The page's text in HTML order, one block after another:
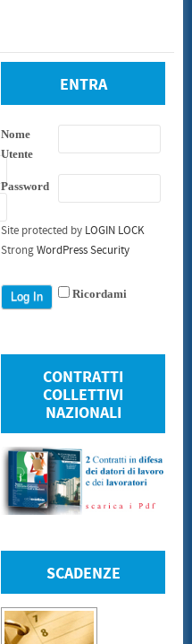
ENTRA
Nome
Utente
Password
Site protected by LOGIN LOCK
StrongWordPress Security
Ricordami
CONTRATTI
COLLETTIVI
NAZIONALI
SCADENZE